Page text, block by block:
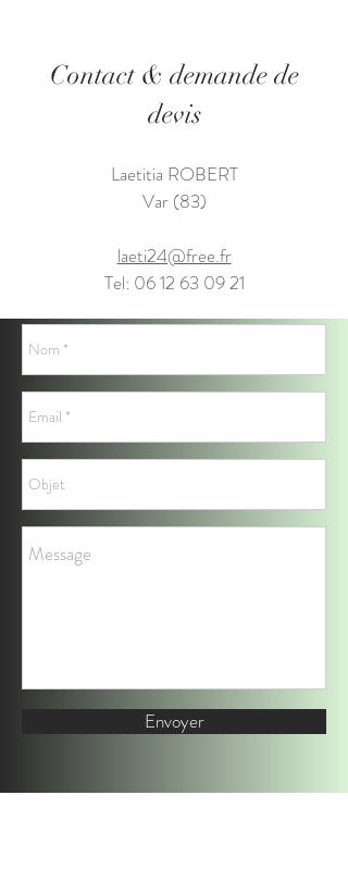
Contact & demande de
devis
Laetitia ROBERT
Var (83)
laeti24@free.fr
Tel: 06 12 63 09 21
Envoyer